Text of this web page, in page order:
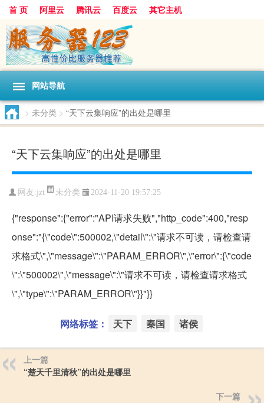
首 页 阿里云 腾讯云 百度云 其它主机
网站导航
> 未分类 > “天下云集响应”的出处是哪里
“天下云集响应”的出处是哪里
网友:jzt 未分类 2024-11-20 19:57:25
{"response":{"error":"API请求失败","http_code":400,"resp
onse":"{\"code\":500002,\"detail\":\"请求不可读，请检查请
求格式\",\"message\":\"PARAM_ERROR\",\"error\":{\"code
\":\"500002\",\"message\":\"请求不可读，请检查请求格式
\",\"type\":\"PARAM_ERROR\"}}"}}
网络标签： 天下 秦国 诸侯
上一篇
“楚天千里清秋”的出处是哪里
下一篇